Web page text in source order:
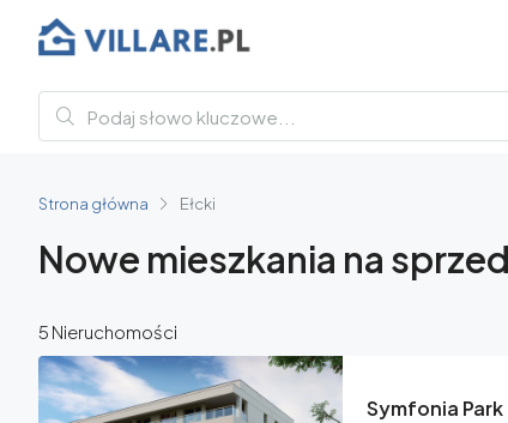
Strona główna Ełcki
Nowe mieszkania na
5 Nieruchomości
Symfonia Park